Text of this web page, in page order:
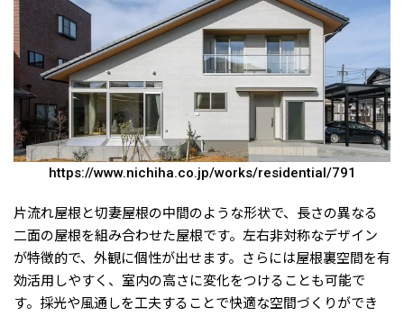
https://www.nichiha.co.jp/works/residential/791
片流れ屋根と切妻屋根の中間のような形状で、長さの異なる
二面の屋根を組み合わせた屋根です。左右非対称なデザイン
が特徴的で、外観に個性が出せます。さらには屋根裏空間を有
効活用しやすく、室内の高さに変化をつけることも可能で
す。採光や風通しを工夫することで快適な空間づくりができ